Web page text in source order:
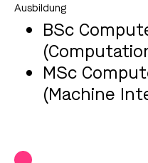
BSc
MSc
(Machine